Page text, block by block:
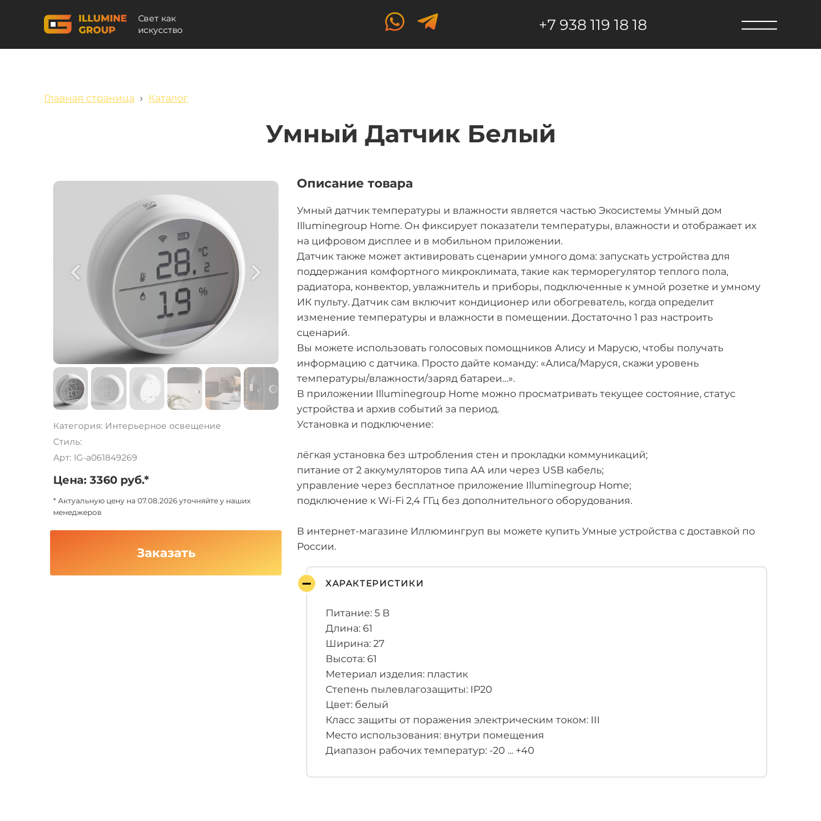
Свет как
искусство
+7 938 119 18 18
Главная страница › Каталог
Умный Датчик Белый
Категория: Интерьерное освещение
Стиль:
Арт: IG-a061849269
Цена: 3360 руб.*
* Актуальную цену на 07.08.2026 уточняйте у наших
менеджеров
Заказать
Описание товара
Умный датчик температуры и влажности является частью Экосистемы Умный дом
Illuminegroup Home. Он фиксирует показатели температуры, влажности и отображает их
на цифровом дисплее и в мобильном приложении.
Датчик также может активировать сценарии умного дома: запускать устройства для
поддержания комфортного микроклимата, такие как терморегулятор теплого пола,
радиатора, конвектор, увлажнитель и приборы, подключенные к умной розетке и умному
ИК пульту. Датчик сам включит кондиционер или обогреватель, когда определит
изменение температуры и влажности в помещении. Достаточно 1 раз настроить
сценарий.
Вы можете использовать голосовых помощников Алису и Марусю, чтобы получать
информацию с датчика. Просто дайте команду: «Алиса/Маруся, скажи уровень
температуры/влажности/заряд батареи…».
В приложении Illuminegroup Home можно просматривать текущее состояние, статус
устройства и архив событий за период.
Установка и подключение:
лёгкая установка без штробления стен и прокладки коммуникаций;
питание от 2 аккумуляторов типа АА или через USB кабель;
управление через бесплатное приложение Illuminegroup Home;
подключение к Wi-Fi 2,4 ГГц без дополнительного оборудования.
В интернет-магазине Иллюмингруп вы можете купить Умные устройства с доставкой по
России.
ХАРАКТЕРИСТИКИ
Питание: 5 В
Длина: 61
Ширина: 27
Высота: 61
Метериал изделия: пластик
Степень пылевлагозащиты: IP20
Цвет: белый
Класс защиты от поражения электрическим током: III
Место использования: внутри помещения
Диапазон рабочих температур: -20 ... +40